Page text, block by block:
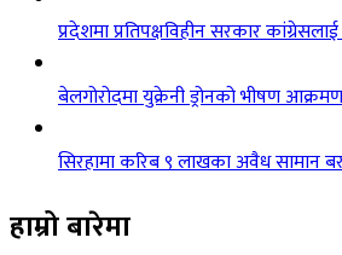
प्रदेशमा प्रतिपक्षविहीन सरकार
बेलगोरोदमा युक्रेनी ड्रोनको भीषण
सिरहामा करिब ९ लाखका अवैध सामान
हाम्रो बारेमा